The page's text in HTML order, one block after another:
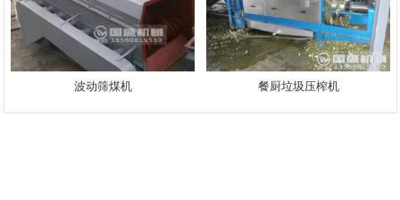
波动筛煤机 餐厨垃圾压榨机